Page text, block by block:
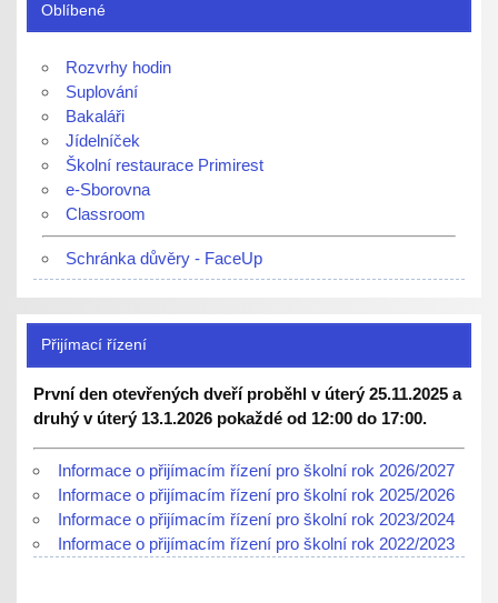
Oblíbené
Rozvrhy hodin
Suplování
Bakaláři
Jídelníček
Školní restaurace Primirest
e-Sborovna
Classroom
Schránka důvěry - FaceUp
Přijímací řízení
První den otevřených dveří proběhl v úterý 25.11.2025 a
druhý v úterý 13.1.2026 pokaždé od 12:00 do 17:00.
Informace o přijímacím řízení pro školní rok 2026/2027
Informace o přijímacím řízení pro školní rok 2025/2026
Informace o přijímacím řízení pro školní rok 2023/2024
Informace o přijímacím řízení pro školní rok 2022/2023